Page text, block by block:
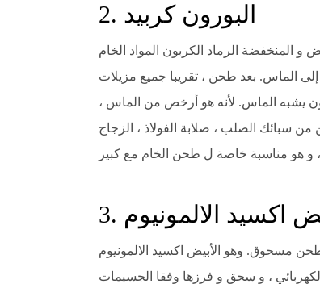
2. البورون كربيد
المنخفضة الرماد الكربون المواد الخام
الماس. بعد طحن ، تقريبا جميع مزيلات
يشبه الماس. لأنه هو أرخص من الماس ،
سبائك الصلب ، صلابة الفولاذ ، الزجاج
اكسيد الالمونيوم
مسحوق. وهو الأبيض اكسيد الالمونيوم
، و سحق و فرزها وفقا الجسيمات